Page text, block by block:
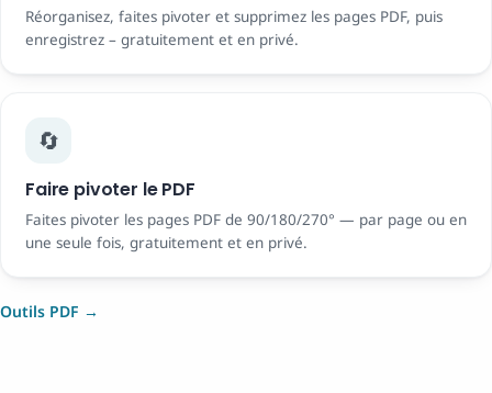
Réorganisez, faites pivoter et supprimez les pages PDF, puis
enregistrez – gratuitement et en privé.
🔄
Faire pivoter le PDF
Faites pivoter les pages PDF de 90/180/270° — par page ou en
une seule fois, gratuitement et en privé.
Outils PDF →